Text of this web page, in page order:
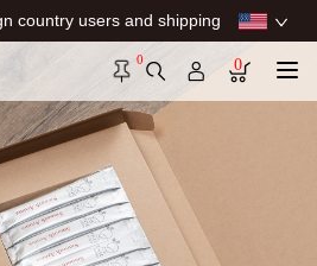
country users and shipping
0 0